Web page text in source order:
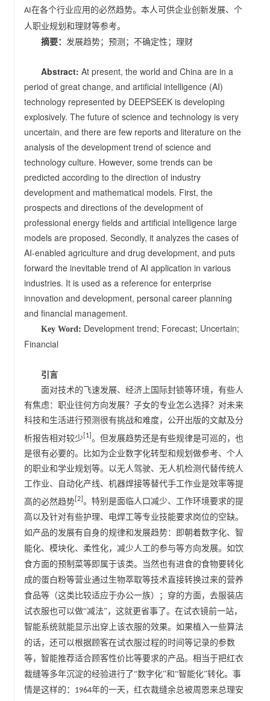
AI在各个行业应用的必然趋势。本人可供企业创新发展、个
人职业规划和理财等参考。
摘要： 发展趋势；预测；不确定性；理财
Abstract: At present, the world and China are in a
period of great change, and artificial intelligence (AI)
technology represented by DEEPSEEK is developing
explosively. The future of science and technology is very
uncertain, and there are few reports and literature on the
analysis of the development trend of science and
technology culture. However, some trends can be
predicted according to the direction of industry
development and mathematical models. First, the
prospects and directions of the development of
professional energy fields and artificial intelligence large
models are proposed. Secondly, it analyzes the cases of
AI-enabled agriculture and drug development, and puts
forward the inevitable trend of AI application in various
industries. It is used as a reference for enterprise
innovation and development, personal career planning
and financial management.
Key Word: Development trend; Forecast; Uncertain;
Financial
引言
面对技术的飞速发展、经济上国际封锁等环境，有些人
有焦虑：职业往何方向发展？子女的专业怎么选择？对未来
科技和生活进行预测很有挑战和难度，公开出版的文献及分
析报告相对较少 [1] 。但发展趋势还是有些规律是可巡的，也
是很有必要的。比如为企业数字化转型和规划做参考、个人
的职业和学业规划等。以无人驾驶、无人机检测代替传统人
工作业、自动化产线、机器焊接等替代手工作业是效率等提
高的必然趋势 [2] 。特别是面临人口减少、工作环境要求的提
高以及针对有些护理、电焊工等专业技能要求岗位的空缺。
如产品的发展有自身的规律和发展趋势：即朝着数字化、智
能化、模块化、柔性化，减少人工的参与等方向发展。如饮
食方面的预制菜等即属于该类。当然也有进食的食物要转化
成的蛋白粉等营业通过生物萃取等技术直接转换过来的营养
食品等（这类比较适应于办公一族）；穿的方面，去服装店
试衣服也可以做“减法”，这就更省事了。在试衣镜前一站，
智能系统就能显示出穿上该衣服的效果。如果植入一些算法
的话，还可以根据顾客在试衣服过程的时间等记录的参数
等，智能推荐适合顾客性价比等要求的产品。相当于把红衣
裁缝等多年沉淀的经验进行了“数字化”和“智能化”转化。事
情是这样的： 1964年的一天，红衣裁缝余总被周恩来总理安